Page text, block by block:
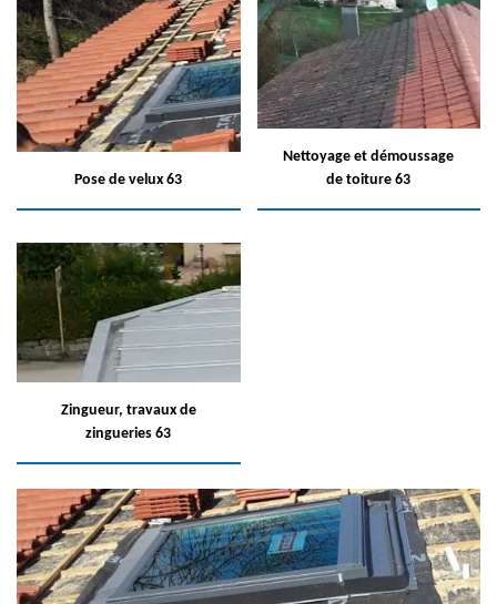
Pose de velux 63
Nettoyage et démoussage
de toiture 63
Zingueur, travaux de
zingueries 63